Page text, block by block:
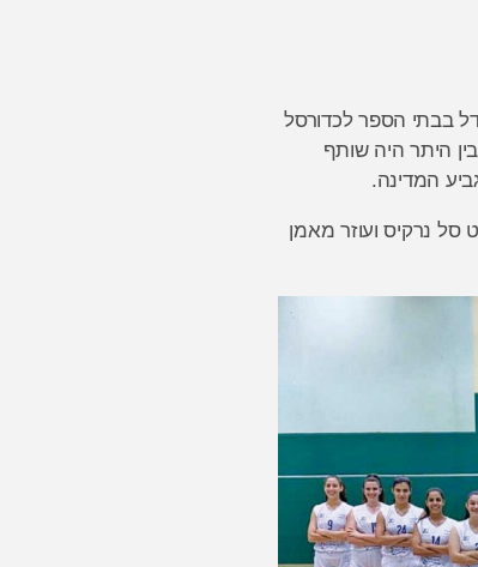
גדל בבתי הספר לכדורסל
היתר היה שותף
המדינה.
סל נרקיס ועוזר מאמן